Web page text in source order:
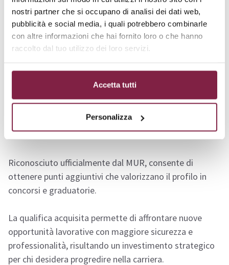
nostri partner che si occupano di analisi dei dati web,
pubblicità e social media, i quali potrebbero combinarle
con altre informazioni che hai fornito loro o che hanno
raccolto dal tuo utilizzo dei loro servizi.
Accetta tutti
Personalizza
garantire una formazione completa, offrendo strumenti
pratici e teorici per preparare i docenti a sfide
educative reali.
Spendibilità del Corso
professionali per educatori e insegnanti, rafforzando
il curriculum e rendendolo più competitivo nel mercato
del lavoro.
Riconosciuto ufficialmente dal MUR, consente di
ottenere punti aggiuntivi che valorizzano il profilo in
concorsi e graduatorie.
La qualifica acquisita permette di affrontare nuove
opportunità lavorative con maggiore sicurezza e
professionalità, risultando un investimento strategico
per chi desidera progredire nella carriera.